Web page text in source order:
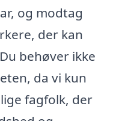
og modtag
der kan
behøver ikke
da vi kun
fagfolk, der